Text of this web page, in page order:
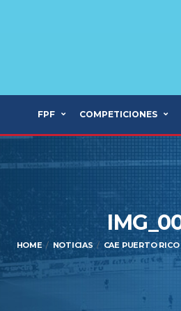
FPF COMPETICIONES
HOME NOTICIAS CAE PUERTO